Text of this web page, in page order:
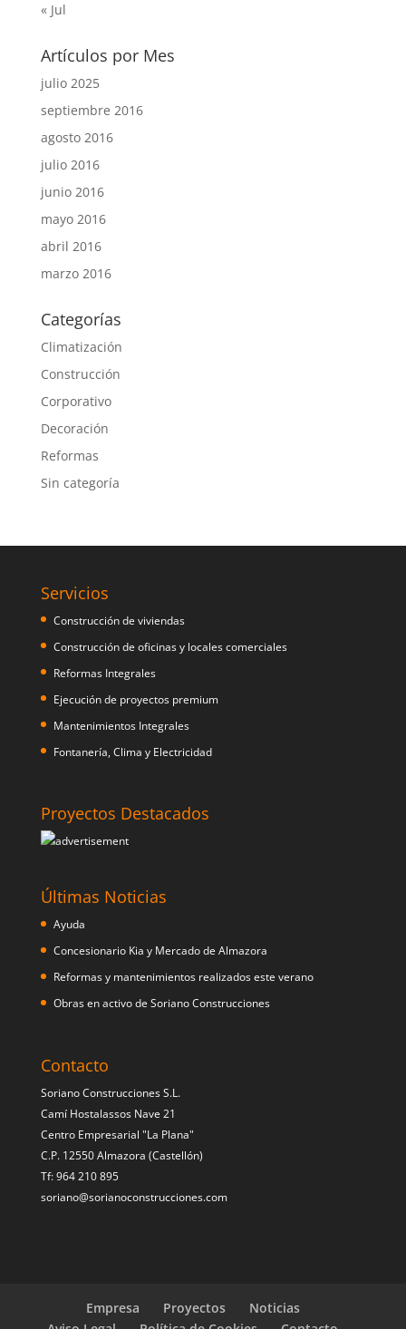
« Jul
Artículos por Mes
julio 2025
septiembre 2016
agosto 2016
julio 2016
junio 2016
mayo 2016
abril 2016
marzo 2016
Categorías
Climatización
Construcción
Corporativo
Decoración
Reformas
Sin categoría
Servicios
Construcción de viviendas
Construcción de oficinas y locales comerciales
Reformas Integrales
Ejecución de proyectos premium
Mantenimientos Integrales
Fontanería, Clima y Electricidad
Proyectos Destacados
Últimas Noticias
Ayuda
Concesionario Kia y Mercado de Almazora
Reformas y mantenimientos realizados este verano
Obras en activo de Soriano Construcciones
Contacto
Soriano Construcciones S.L.
Camí Hostalassos Nave 21
Centro Empresarial "La Plana"
C.P. 12550 Almazora (Castellón)
Tf: 964 210 895
soriano@sorianoconstrucciones.com
Empresa Proyectos
Noticias